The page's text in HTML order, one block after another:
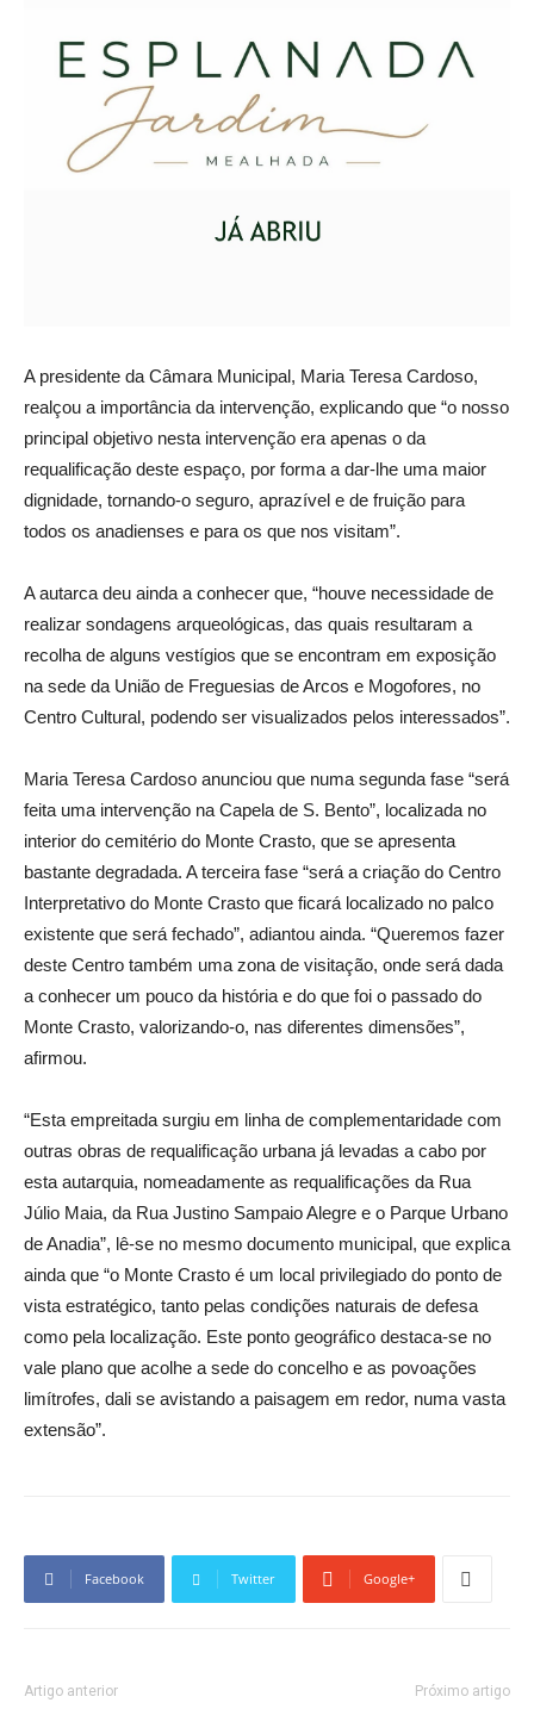
A presidente da Câmara Municipal, Maria Teresa Cardoso,
realçou a importância da intervenção, explicando que “o nosso
principal objetivo nesta intervenção era apenas o da
requalificação deste espaço, por forma a dar-lhe uma maior
dignidade, tornando-o seguro, aprazível e de fruição para
todos os anadienses e para os que nos visitam”.
A autarca deu ainda a conhecer que, “houve necessidade de
realizar sondagens arqueológicas, das quais resultaram a
recolha de alguns vestígios que se encontram em exposição
na sede da União de Freguesias de Arcos e Mogofores, no
Centro Cultural, podendo ser visualizados pelos interessados”.
Maria Teresa Cardoso anunciou que numa segunda fase “será
feita uma intervenção na Capela de S. Bento”, localizada no
interior do cemitério do Monte Crasto, que se apresenta
bastante degradada. A terceira fase “será a criação do Centro
Interpretativo do Monte Crasto que ficará localizado no palco
existente que será fechado”, adiantou ainda. “Queremos fazer
deste Centro também uma zona de visitação, onde será dada
a conhecer um pouco da história e do que foi o passado do
Monte Crasto, valorizando-o, nas diferentes dimensões”,
afirmou.
“Esta empreitada surgiu em linha de complementaridade com
outras obras de requalificação urbana já levadas a cabo por
esta autarquia, nomeadamente as requalificações da Rua
Júlio Maia, da Rua Justino Sampaio Alegre e o Parque Urbano
de Anadia”, lê-se no mesmo documento municipal, que explica
ainda que “o Monte Crasto é um local privilegiado do ponto de
vista estratégico, tanto pelas condições naturais de defesa
como pela localização. Este ponto geográfico destaca-se no
vale plano que acolhe a sede do concelho e as povoações
limítrofes, dali se avistando a paisagem em redor, numa vasta
extensão”.
Facebook Twitter Google+
Artigo anterior Próximo artigo